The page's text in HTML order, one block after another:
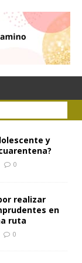
y
0
realizar
en
ruta
0